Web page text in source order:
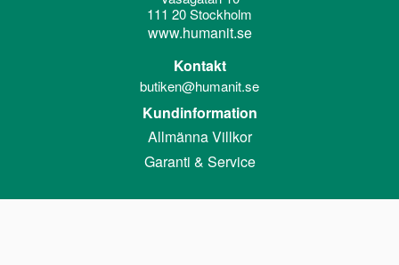
111 20 Stockholm
www.humanit.se
Kontakt
butiken@humanit.se
Kundinformation
Allmänna Villkor
Garanti & Service